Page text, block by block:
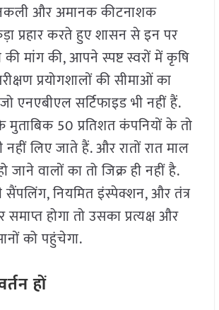
नकली और अमानक कीटनाशक
प्रहार करते हुए शासन से इन पर
की मांग की, आपने स्पष्ट स्वरों में कृषि
प्रयोगशालों की सीमाओं का
एनएबीएल सर्टिफाइड भी नहीं हैं.
50 प्रतिशत कंपनियों के तो
नहीं लिए जाते हैं. और रातों रात माल
वालों का तो जिक्र ही नहीं है.
नियमित इंस्पेक्शन, और तंत्र
समाप्त होगा तो उसका प्रत्यक्ष और
को पहुंचेगा.
हों